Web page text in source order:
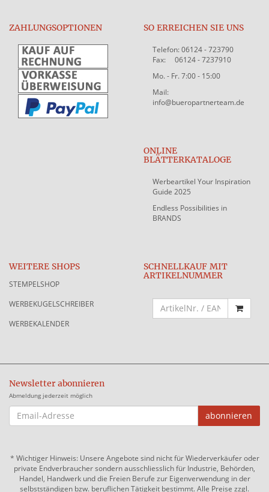
ZAHLUNGSOPTIONEN SO ERREICHEN SIE UNS
Telefon: 06124 - 723790
Fax: 06124 - 7237910
Mo. - Fr. 7:00 - 15:00
Mail:
info@bueropartnerteam.de
ONLINE
BLÄTTERKATALOGE
Werbeartikel Your Inspiration
Guide 2025
Endless Possibilities in
BRANDS
WEITERE SHOPS
STEMPELSHOP
WERBEKUGELSCHREIBER
WERBEKALENDER
SCHNELLKAUF MIT
ARTIKELNUMMER
Newsletter abonnieren
Abmeldung jederzeit möglich
EMAIL-
ADRESSE
abonnieren
* Wichtiger Hinweis: Unsere Angebote sind nicht für Wiederverkäufer oder
private Endverbraucher sondern ausschliesslich für Industrie, Behörden,
Handel, Handwerk und die Freien Berufe zur Eigenverwendung in der
selbstständigen bzw. beruflichen Tätigkeit bestimmt. Alle Preise zzgl.